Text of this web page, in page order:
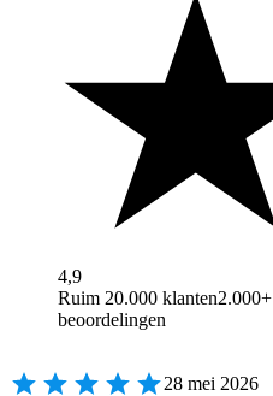
4,9
Ruim 20.000 klanten2.000+
beoordelingen
28 mei 2026